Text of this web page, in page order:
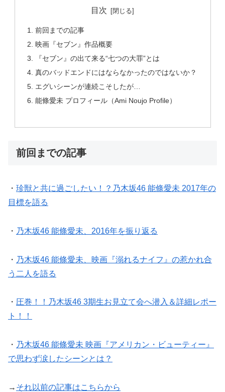
目次
前回までの記事
映画『セブン』作品概要
『セブン』の出て来る“七つの大罪”とは
真のバッドエンドにはならなかったのではないか？
エグいシーンが連続こそしたが…
能條愛未 プロフィール（Ami Noujo Profile）
前回までの記事
・ 珍獣と共に過ごしたい！？乃木坂46 能條愛未 2017年の
目標を語る
・ 乃木坂46 能條愛未、2016年を振り返る
・ 乃木坂46 能條愛未、映画『溺れるナイフ』の惹かれ合
う二人を語る
・ 圧巻！！乃木坂46 3期生お見立て会へ潜入＆詳細レポー
ト！！
・ 乃木坂46 能條愛未 映画『アメリカン・ビューティー』
で思わず涙したシーンとは？
→ それ以前の記事はこちらから